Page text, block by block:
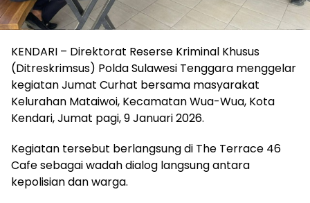
KENDARI – Direktorat Reserse Kriminal Khusus
(Ditreskrimsus) Polda Sulawesi Tenggara menggelar
kegiatan Jumat Curhat bersama masyarakat
Kelurahan Mataiwoi, Kecamatan Wua-Wua, Kota
Kendari, Jumat pagi, 9 Januari 2026.
Kegiatan tersebut berlangsung di The Terrace 46
Cafe sebagai wadah dialog langsung antara
kepolisian dan warga.